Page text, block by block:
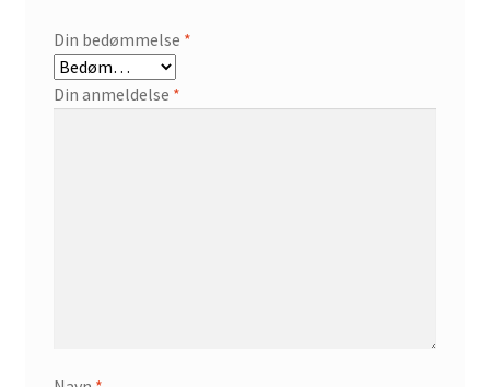
Din bedømmelse *
Din anmeldelse *